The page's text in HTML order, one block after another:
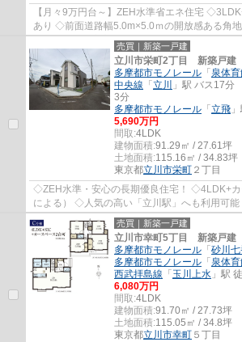
【月々9万円台～】ZEH水準省エネ住宅
あり ◇前面道路幅5.0m×5.0ｍの開放感ある角
子様の通学も安心 ◇約16.5帖のゆとりあるリビ
売買｜新築一戸建
立川市栄町2丁目 新築戸建
多摩都市モノレール 「 泉体
中央線 「 立川
」駅 バス17分
3分
多摩都市モノレール 「 立飛
5,690万円
間取:4LDK
建物面積:91.29㎡ / 27.61坪
土地面積:115.16㎡ / 34.83坪
東京都立川市栄町 ２丁目
◇ZEH水準・安心の長期優良住宅！ ◇4LDK+
による） ◇人気の高い「立川駅」へも利用可
×4.0ｍ！開放感のある角地♪ ◇ロフトや床下収
売買｜新築一戸建
立川市幸町5丁目 新築戸建
多摩都市モノレール 「 砂川
多摩都市モノレール 「 泉体
西武拝島線 「 玉川上水 」駅
6,080万円
間取:4LDK
建物面積:91.70㎡ / 27.73坪
土地面積:115.05㎡ / 34.8坪
東京都立川市幸町 ５丁目